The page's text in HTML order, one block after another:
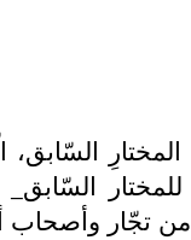
من تجّار